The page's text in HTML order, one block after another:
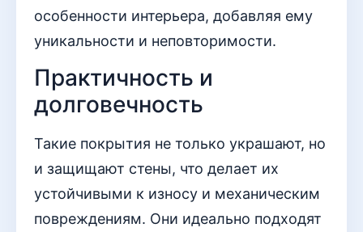
особенности интерьера, добавляя ему
уникальности и неповторимости.
Практичность и
долговечность
Такие покрытия не только украшают, но
и защищают стены, что делает их
устойчивыми к износу и механическим
повреждениям. Они идеально подходят